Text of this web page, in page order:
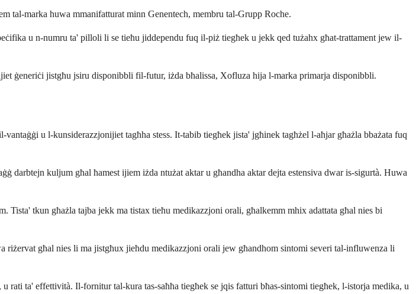
marka huwa mmanifatturat minn Genentech, membru tal-Grupp Roche.
u n-numru ta' pilloli li se tieħu jiddependu fuq il-piż tiegħek u jekk qed tużahx għat-trattament jew il-
ġeneriċi jistgħu jsiru disponibbli fil-futur, iżda bħalissa, Xofluza hija l-marka primarja disponibbli.
u l-kunsiderazzjonijiet tagħha stess. It-tabib tiegħek jista' jgħinek tagħżel l-aħjar għażla bbażata fuq
kuljum għal ħamest ijiem iżda ntużat aktar u għandha aktar dejta estensiva dwar is-sigurtà. Huwa
tkun għażla tajba jekk ma tistax tieħu medikazzjoni orali, għalkemm mhix adattata għal nies bi
għal nies li ma jistgħux jieħdu medikazzjoni orali jew għandhom sintomi severi tal-influwenza li
ta' effettività. Il-fornitur tal-kura tas-saħħa tiegħek se jqis fatturi bħas-sintomi tiegħek, l-istorja medika, u